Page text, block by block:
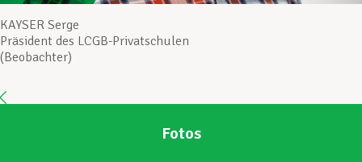
Unterstützung im Arbeitsalltag
Unterstützung im Privatleben
KAYSER Serge
Präsident des LCGB-Privatschulen
(Beobachter)
Fotos